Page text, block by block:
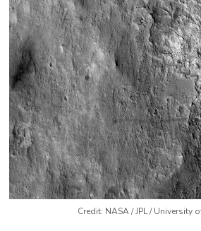
Credit: NASA / JPL / University